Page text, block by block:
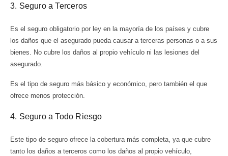
3. Seguro a Terceros
Es el seguro obligatorio por ley en la mayoría de los países y cubre
los daños que el asegurado pueda causar a terceras personas o a sus
bienes. No cubre los daños al propio vehículo ni las lesiones del
asegurado.
Es el tipo de seguro más básico y económico, pero también el que
ofrece menos protección.
4. Seguro a Todo Riesgo
Este tipo de seguro ofrece la cobertura más completa, ya que cubre
tanto los daños a terceros como los daños al propio vehículo,